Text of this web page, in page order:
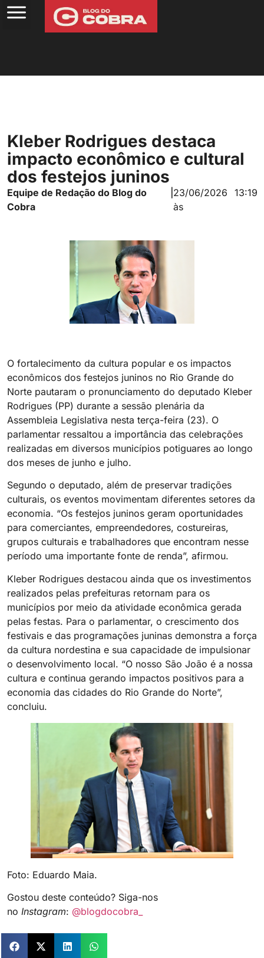
Kleber Rodrigues destaca
impacto econômico e cultural
dos festejos juninos
Equipe de Redação do Blog do
Cobra
23/06/2026
às
13:19
O fortalecimento da cultura popular e os impactos
econômicos dos festejos juninos no Rio Grande do
Norte pautaram o pronunciamento do deputado Kleber
Rodrigues (PP) durante a sessão plenária da
Assembleia Legislativa nesta terça-feira (23). O
parlamentar ressaltou a importância das celebrações
realizadas em diversos municípios potiguares ao longo
dos meses de junho e julho.
Segundo o deputado, além de preservar tradições
culturais, os eventos movimentam diferentes setores da
economia. “Os festejos juninos geram oportunidades
para comerciantes, empreendedores, costureiras,
grupos culturais e trabalhadores que encontram nesse
período uma importante fonte de renda”, afirmou.
Kleber Rodrigues destacou ainda que os investimentos
realizados pelas prefeituras retornam para os
municípios por meio da atividade econômica gerada
pelas festas. Para o parlamentar, o crescimento dos
festivais e das programações juninas demonstra a força
da cultura nordestina e sua capacidade de impulsionar
o desenvolvimento local. “O nosso São João é a nossa
cultura e continua gerando impactos positivos para a
economia das cidades do Rio Grande do Norte”,
concluiu.
Foto: Eduardo Maia.
Gostou deste conteúdo? Siga-nos
no Instagram: @blogdocobra_